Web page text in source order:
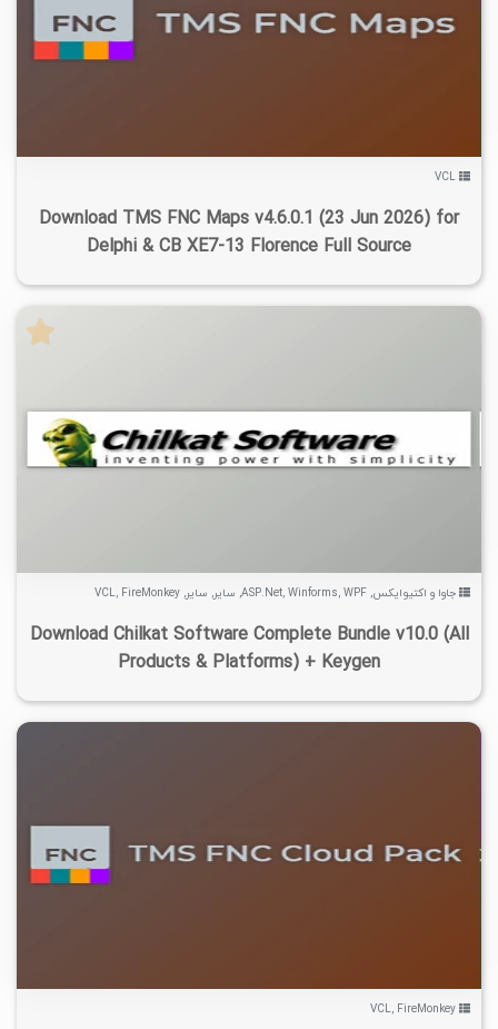
VCL
Download TMS FNC Maps v4.6.0.1 (23 Jun 2026) for
Delphi & CB XE7-13 Florence Full Source
۶/۷۶K ۳۶/۵K ۱۴۰۳/۰۷/۲۵ ۸
جاوا و اکتیوایکس,
ASP.Net, Winforms, WPF
, سایر, سایر,
VCL, FireMonkey
Download Chilkat Software Complete Bundle v10.0 (All
Products & Platforms) + Keygen
VCL, FireMonkey